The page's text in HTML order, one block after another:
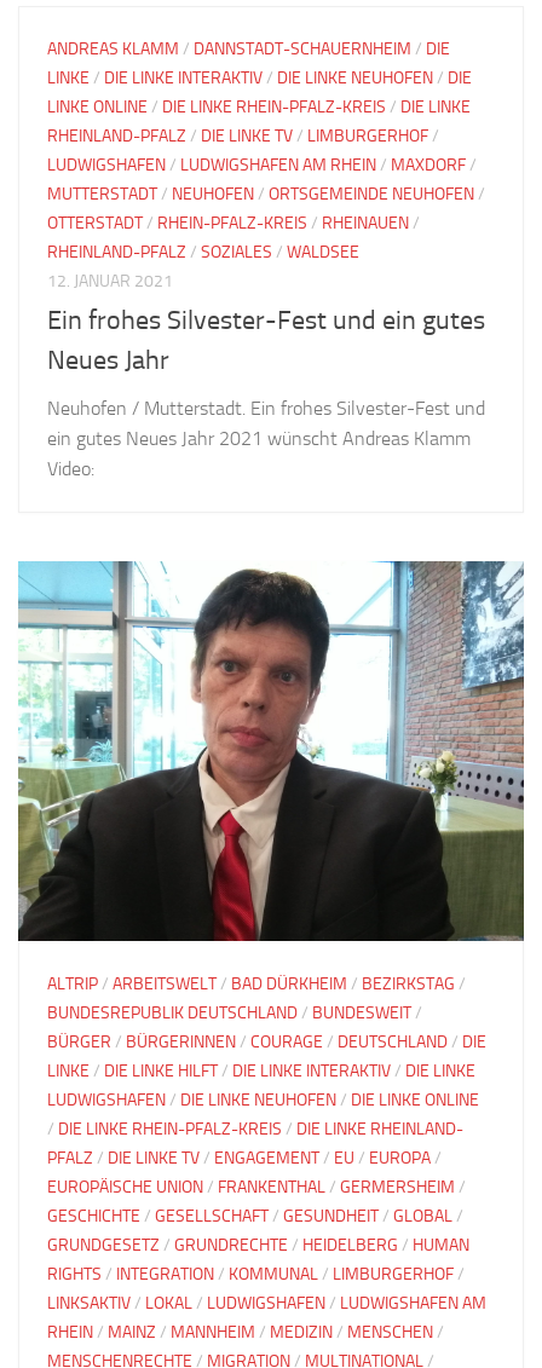
ANDREAS KLAMM / DANNSTADT-SCHAUERNHEIM / DIE
LINKE / DIE LINKE INTERAKTIV/ DIE LINKE NEUHOFEN/ DIE
LINKE ONLINE / DIE LINKE RHEIN-PFALZ-KREIS / DIE LINKE
RHEINLAND-PFALZ / DIE LINKE TV/ LIMBURGERHOF/
LUDWIGSHAFEN/ LUDWIGSHAFEN AM RHEIN/ MAXDORF/
MUTTERSTADT/ NEUHOFEN/ ORTSGEMEINDE NEUHOFEN/
OTTERSTADT/ RHEIN-PFALZ-KREIS / RHEINAUEN/
RHEINLAND-PFALZ / SOZIALES / WALDSEE
12. JANUAR 2021
Ein frohes Silvester-Fest und ein gutes
Neues Jahr
Neuhofen / Mutterstadt. Ein frohes Silvester-Fest und
ein gutes Neues Jahr 2021 wünscht Andreas Klamm
Video:
ALTRIP/ ARBEITSWELT/ BAD DÜRKHEIM / BEZIRKSTAG /
BUNDESREPUBLIK DEUTSCHLAND/ BUNDESWEIT/
BÜRGER / BÜRGERINNEN/ COURAGE / DEUTSCHLAND/ DIE
LINKE / DIE LINKE HILFT/ DIE LINKE INTERAKTIV/ DIE LINKE
LUDWIGSHAFEN/ DIE LINKE NEUHOFEN/ DIE LINKE ONLINE
/ DIE LINKE RHEIN-PFALZ-KREIS / DIE LINKE RHEINLAND-
PFALZ / DIE LINKE TV/ ENGAGEMENT/ EU / EUROPA/
EUROPÄISCHE UNION/ FRANKENTHAL/ GERMERSHEIM /
GESCHICHTE / GESELLSCHAFT/ GESUNDHEIT/ GLOBAL/
GRUNDGESETZ / GRUNDRECHTE / HEIDELBERG / HUMAN
RIGHTS / INTEGRATION/ KOMMUNAL/ LIMBURGERHOF/
LINKSAKTIV/ LOKAL/ LUDWIGSHAFEN/ LUDWIGSHAFEN AM
RHEIN/ MAINZ / MANNHEIM / MEDIZIN/ MENSCHEN/
MENSCHENRECHTE / MIGRATION/ MULTINATIONAL/